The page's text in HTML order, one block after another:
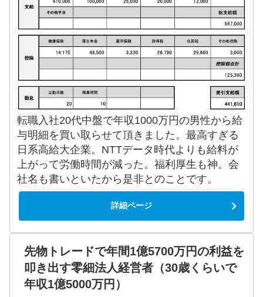
転職入社20代中盤で年収1000万円の男性から給
与明細を買い取らせて頂きました。最高すぎる
日系高給大企業。NTTデータ時代よりも給料が
上がって労働時間が減った。福利厚生も神。会
社名も書いといたから是非とのことです。
詳細ページ
先物トレードで年間1億5700万円の利益を
叩き出す零細法人経営者（30歳くらいで
年収1億5000万円）